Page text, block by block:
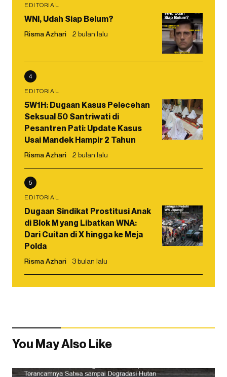
EDITORIAL
WNI, Udah Siap Belum?
Risma Azhari 2 bulan lalu
4
EDITORIAL
5W1H: Dugaan Kasus Pelecehan
Seksual 50 Santriwati di
Pesantren Pati: Update Kasus
Usai Mandek Hampir 2 Tahun
Risma Azhari 2 bulan lalu
5
EDITORIAL
Dugaan Sindikat Prostitusi Anak
di Blok M yang Libatkan WNA:
Dari Cuitan di X hingga ke Meja
Polda
Risma Azhari 3 bulan lalu
You May Also Like